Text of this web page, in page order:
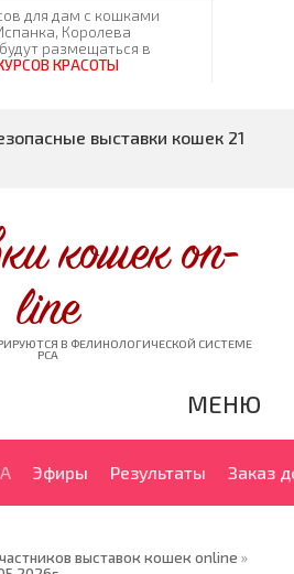
выставки кошек 21
кошек on-
line
В ФЕЛИНОЛОГИЧЕСКОЙ СИСТЕМЕ
PCA
МЕНЮ
Эфиры Результаты Заказ
выставок кошек online »